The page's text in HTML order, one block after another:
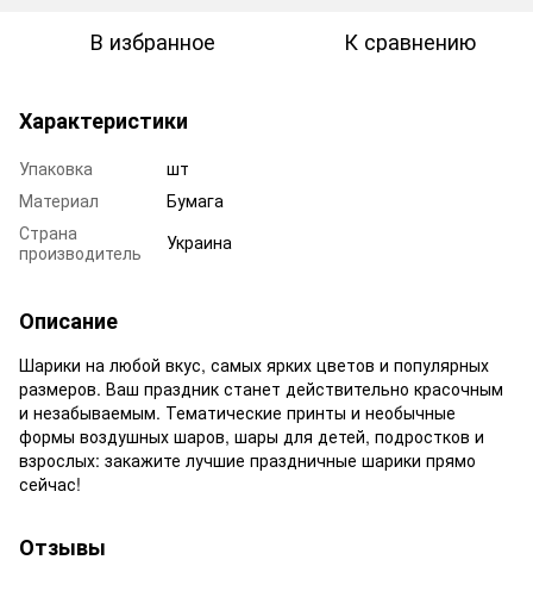
В избранное К сравнению
Характеристики
Упаковка
шт
Материал
Бумага
Страна
производитель
Украина
Описание
Шарики на любой вкус, самых ярких цветов и популярных
размеров. Ваш праздник станет действительно красочным
и незабываемым. Тематические принты и необычные
формы воздушных шаров, шары для детей, подростков и
взрослых: закажите лучшие праздничные шарики прямо
сейчас!
Отзывы